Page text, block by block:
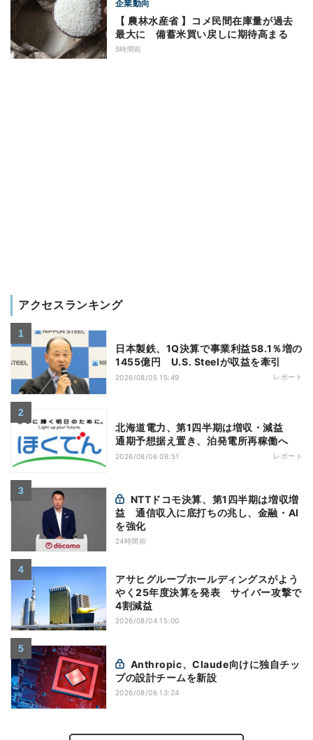
企業動向
【 農林水産省 】コメ民間在庫量が過去
最大に 備蓄米買い戻しに期待高まる
5時間前
アクセスランキング
日本製鉄、1Q決算で事業利益58.1％増の
1455億円 U.S. Steelが収益を牽引
2026/08/05 15:49 レポート
北海道電力、第1四半期は増収・減益
通期予想据え置き、泊発電所再稼働へ
2026/08/06 08:51 レポート
益 通信収入に底打ちの兆し、金融・AI
を強化
24時間前
アサヒグループホールディングスがよう
やく25年度決算を発表 サイバー攻撃で
4割減益
2026/08/04 15:00
プの設計チームを新設
2026/08/06 13:24